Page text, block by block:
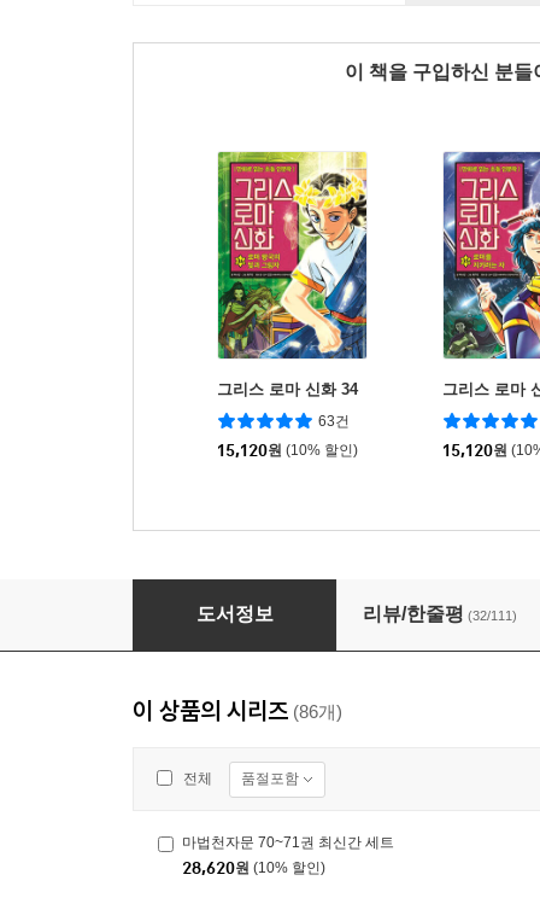
이 책을 구입하신 분
그리스 로마 신화 34
63건
15,120원 (10% 할인)
그리스 로마
15,120원
마법천자문 49
도서정보 리뷰/한줄평 (32/111)
이 상품의 시리즈 (86개)
전체 품절포함
마법천자문 70~71권 최신간 세트
28,620원 (10% 할인)